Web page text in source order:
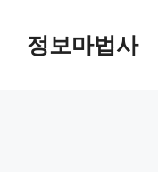
정보마법사